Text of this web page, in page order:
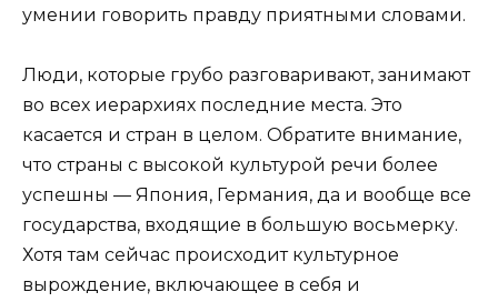
умении говорить правду приятными словами.
Люди, которые грубо разговаривают, занимают
во всех иерархиях последние места. Это
касается и стран в целом. Обратите внимание,
что страны с высокой культурой речи более
успешны — Япония, Германия, да и вообще все
государства, входящие в большую восьмерку.
Хотя там сейчас происходит культурное
вырождение, включающее в себя и